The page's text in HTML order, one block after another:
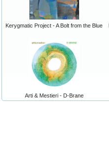
Kerygmatic Project - A Bolt from the Blue
Arti & Mestieri - D-Brane